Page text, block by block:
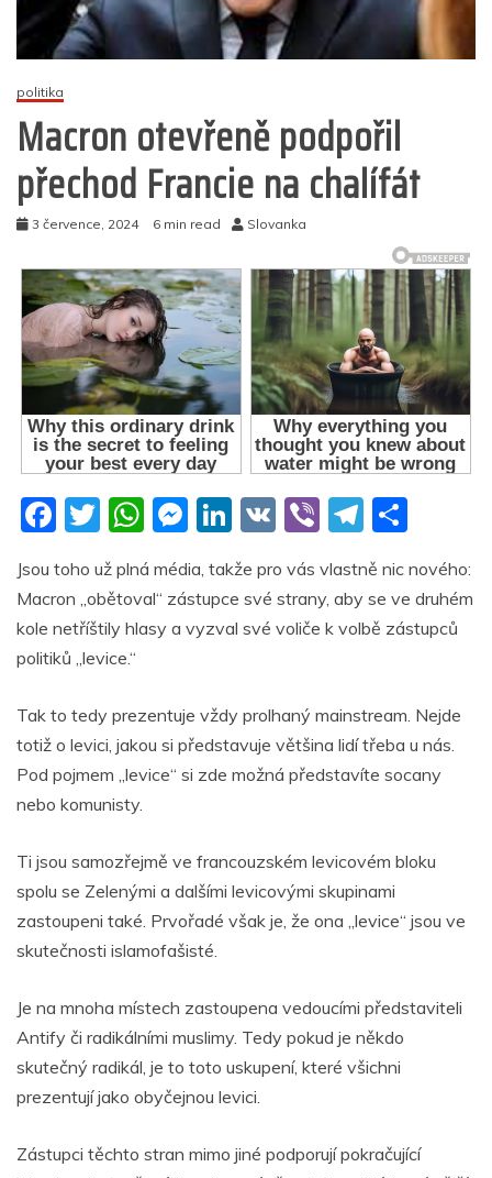
politika
Macron otevřeně podpořil
přechod Francie na chalífát
3 července, 2024 6 min read Slovanka
F
c
e
b
o
k
T
w
itt
er
W
at
s
p
M
ss
e
er
Li
n
k
e
V
Vi
er
T
el
e
gr
ar
e
Jsou toho už plná média, takže pro vás vlastně nic nového:
Macron „obětoval“ zástupce své strany, aby se ve druhém
kole netříštily hlasy a vyzval své voliče k volbě zástupců
politiků „levice.“
Tak to tedy prezentuje vždy prolhaný mainstream. Nejde
totiž o levici, jakou si představuje většina lidí třeba u nás.
Pod pojmem „levice“ si zde možná představíte socany
nebo komunisty.
Ti jsou samozřejmě ve francouzském levicovém bloku
spolu se Zelenými a dalšími levicovými skupinami
zastoupeni také. Prvořadé však je, že ona „levice“ jsou ve
skutečnosti islamofašisté.
Je na mnoha místech zastoupena vedoucími představiteli
Antify či radikálními muslimy. Tedy pokud je někdo
skutečný radikál, je to toto uskupení, které všichni
prezentují jako obyčejnou levici.
Zástupci těchto stran mimo jiné podporují pokračující